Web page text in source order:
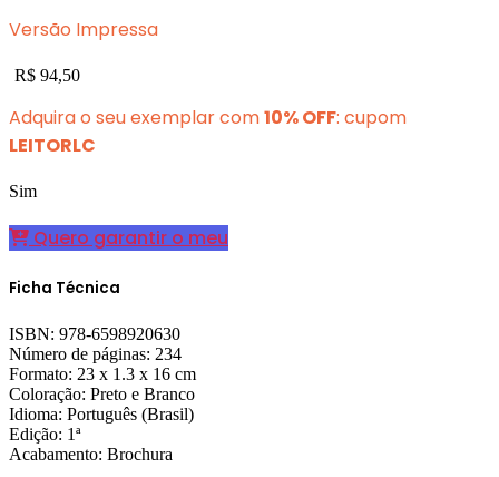
Versão Impressa
R$ 94,50
Adquira o seu exemplar com10% OFF: cupom
LEITORLC
Sim
Quero garantir o meu
Ficha Técnica
ISBN: 978-6598920630
Número de páginas: 234
Formato: 23 x 1.3 x 16 cm
Coloração: Preto e Branco
Idioma: Português (Brasil)
Edição: 1ª
Acabamento: Brochura